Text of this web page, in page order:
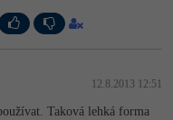
12.8.2013 12:51
Taková lehká forma